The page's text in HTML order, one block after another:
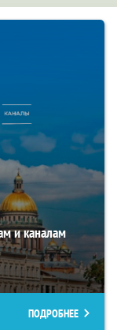
и каналам
ПОДРОБНЕЕ